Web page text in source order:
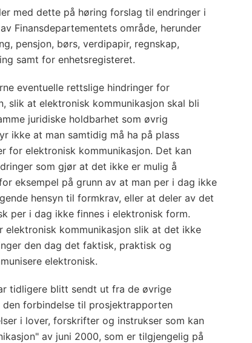
med dette på høring forslag til endringer i
Finansdepartementets område, herunder
pensjon, børs, verdipapir, regnskap,
samt for enhetsregisteret.
eventuelle rettslige hindringer for
slik at elektronisk kommunikasjon skal bli
juridiske holdbarhet som øvrig
ikke at man samtidig må ha på plass
for elektronisk kommunikasjon. Det kan
som gjør at det ikke er mulig å
eksempel på grunn av at man per i dag ikke
hensyn til formkrav, eller at deler av det
per i dag ikke finnes i elektronisk form.
elektronisk kommunikasjon slik at det ikke
den dag det faktisk, praktisk og
elektronisk.
tidligere blitt sendt ut fra de øvrige
forbindelse til prosjektrapporten
i lover, forskrifter og instrukser som kan
av juni 2000, som er tilgjengelig på